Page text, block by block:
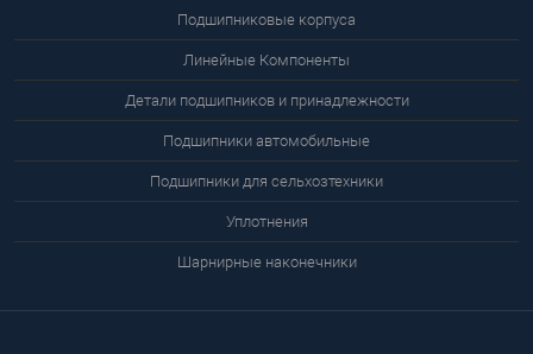
Подшипниковые корпуса
Линейные Компоненты
Детали подшипников и принадлежности
Подшипники автомобильные
Подшипники для сельхозтехники
Уплотнения
Шарнирные наконечники